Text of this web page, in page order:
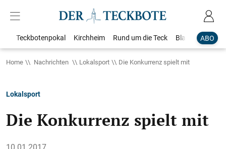
ABO
Teckbotenpokal Kirchheim Rund um die Teck Blaulicht
Home Nachrichten Lokalsport Die Konkurrenz spielt mit
Lokalsport
Die Konkurrenz spielt mit